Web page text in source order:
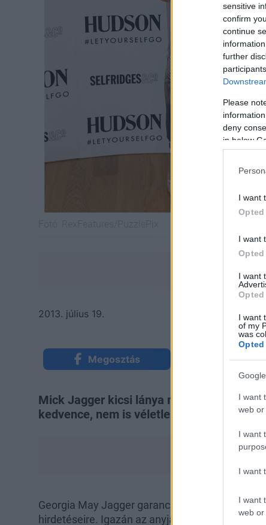
sensitive
confirm
continue
further
Please
deny
in below
I want
Opted
I want
Opted
I want
Opted
I want
of my
was
I want
web or
I want
I want
I want
web or
2013. július 19.
Megosztás Küldés
Mick Jagger kicsi lánya már több szezon
kedvence, nem is véletlenül.
Georgia May Jagger garancia arra, hogy az
hirdetéseire. Igazán az anyja lánya, hiszen